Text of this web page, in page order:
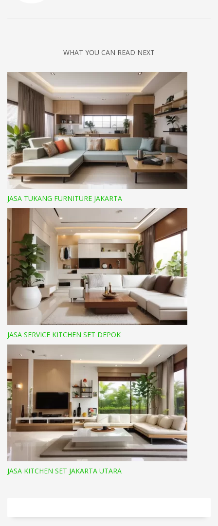
WHAT YOU CAN READ NEXT
JASA TUKANG FURNITURE JAKARTA
JASA SERVICE KITCHEN SET DEPOK
JASA KITCHEN SET JAKARTA UTARA